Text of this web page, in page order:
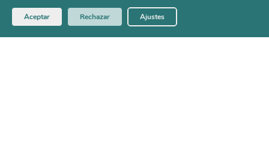
© 2026 Solidaridad Enfermera
Política de Cookies
Aviso Legal
Aceptar Rechazar Ajustes